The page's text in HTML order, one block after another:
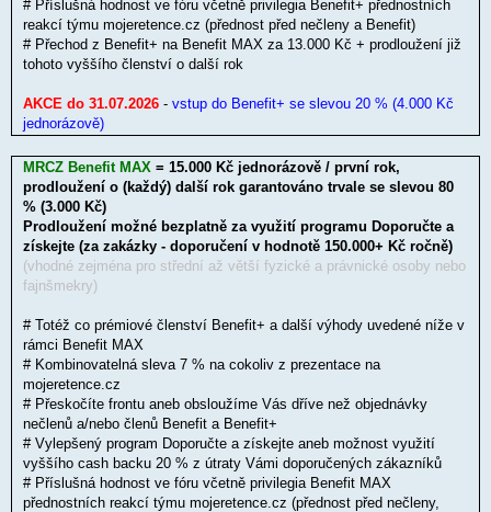
# Příslušná hodnost ve fóru včetně privilegia Benefit+ přednostních
reakcí týmu mojeretence.cz (přednost před nečleny a Benefit)
# Přechod z Benefit+ na Benefit MAX za 13.000 Kč + prodloužení již
tohoto vyššího členství o další rok
AKCE do 31.07.2026 - vstup do Benefit+ se slevou 20 % (4.000 Kč
jednorázově)
MRCZ Benefit MAX = 15.000 Kč jednorázově / první rok,
prodloužení o (každý) další rok garantováno trvale se slevou 80
% (3.000 Kč)
Prodloužení možné bezplatně za využití programu Doporučte a
získejte (za zakázky - doporučení v hodnotě 150.000+ Kč ročně)
(vhodné zejména pro střední až větší fyzické a právnické osoby nebo
fajnšmekry)
# Totéž co prémiové členství Benefit+ a další výhody uvedené níže v
rámci Benefit MAX
# Kombinovatelná sleva 7 % na cokoliv z prezentace na
mojeretence.cz
# Přeskočíte frontu aneb obsloužíme Vás dříve než objednávky
nečlenů a/nebo členů Benefit a Benefit+
# Vylepšený program Doporučte a získejte aneb možnost využití
vyššího cash backu 20 % z útraty Vámi doporučených zákazníků
# Příslušná hodnost ve fóru včetně privilegia Benefit MAX
přednostních reakcí týmu mojeretence.cz (přednost před nečleny,